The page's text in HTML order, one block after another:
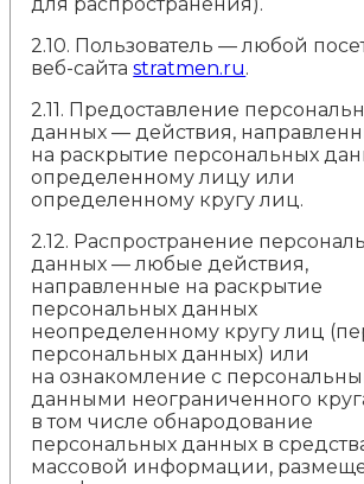
2.10. Пользователь — любой
веб-сайтаstratmen.ru.
2.11. Предоставление
данных — действия,
на раскрытие персональных
определенному лицу или
определенному кругу лиц.
2.12. Распространение
данных — любые действия,
направленные на раскрытие
персональных данных
неопределенному кругу лиц
персональных данных) или
на ознакомление с
данными неограниченного
в том числе обнародование
персональных данных в
массовой информации,